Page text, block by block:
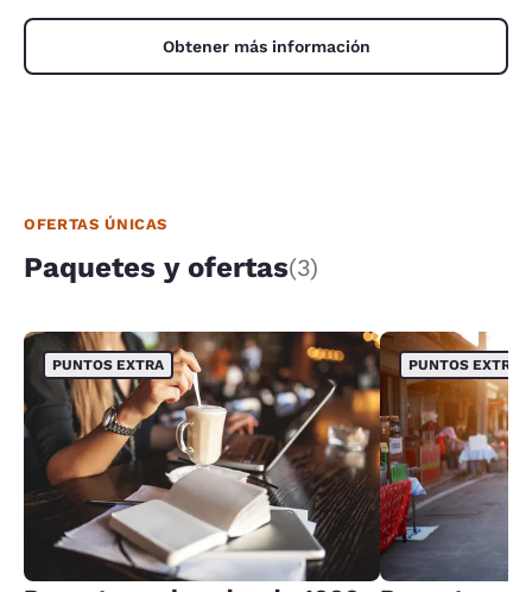
Obtener más información
OFERTAS ÚNICAS
Paquetes y ofertas(3)
PUNTOS EXTRA PUNTOS EXTRA